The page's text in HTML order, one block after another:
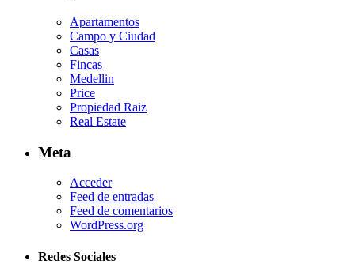
Apartamentos
Campo y Ciudad
Casas
Fincas
Medellin
Price
Propiedad Raiz
Real Estate
Meta
Acceder
Feed de entradas
Feed de comentarios
WordPress.org
Redes Sociales